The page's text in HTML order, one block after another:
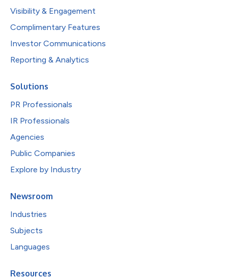
Visibility & Engagement
Complimentary Features
Investor Communications
Reporting & Analytics
Solutions
PR Professionals
IR Professionals
Agencies
Public Companies
Explore by Industry
Newsroom
Industries
Subjects
Languages
Resources